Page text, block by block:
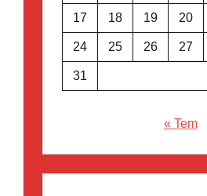
17 18 19 20
24 25 26 27
31
« Tem